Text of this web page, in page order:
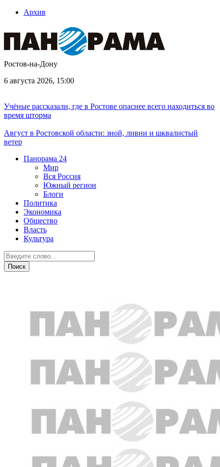
Архив
Ростов-на-Дону
6 августа 2026, 15:00
Учёные рассказали, где в Ростове опаснее всего находиться во
время шторма
Август в Ростовской области: зной, ливни и шквалистый
ветер
Панорама 24
Мир
Вся Россия
Южный регион
Блоги
Политика
Экономика
Общество
Власть
Культура